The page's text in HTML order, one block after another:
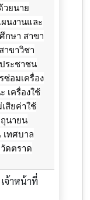
ย​นาย
นงาน​และ​
กษา สาขา
าขาวิชา
ระชาชน
อมเครื่อง
เครื่องใช้
สียค่าใช้
นายน​
เทศบาล
ดตราด
จ้าหน้าที่